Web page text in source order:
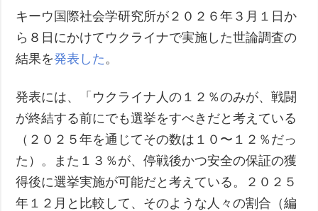
キーウ国際社会学研究所が２０２６年３月１日か
ら８日にかけてウクライナで実施した世論調査の
結果を発表した 。
発表には、「ウクライナ人の１２％のみが、戦闘
が終結する前にでも選挙をすべきだと考えている
（２０２５年を通じてその数は１０〜１２％だっ
た）。また１３％が、停戦後かつ安全の保証の獲
得後に選挙実施が可能だと考えている。２０２５
年１２月と比較して、そのような人々の割合（編